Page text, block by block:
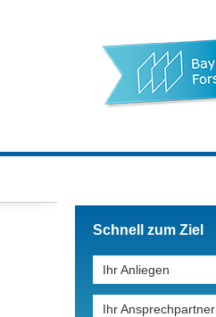
Schnell zum Ziel
Ihr Anliegen
Ihr Ansprechpartner